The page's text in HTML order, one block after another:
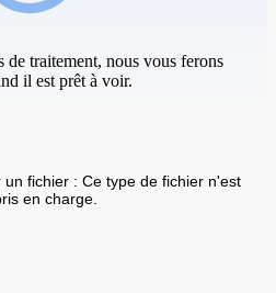
de traitement, nous vous ferons
il est prêt à voir.
fichier : Ce type de fichier n'est
en charge.